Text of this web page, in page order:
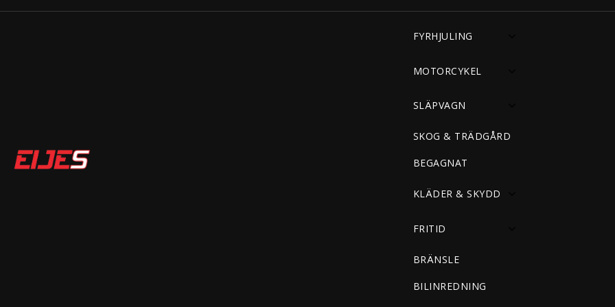
FYRHJULING
MOTORCYKEL
SLÄPVAGN
SKOG & TRÄDGÅRD
BEGAGNAT
KLÄDER & SKYDD
FRITID
BRÄNSLE
BILINREDNING